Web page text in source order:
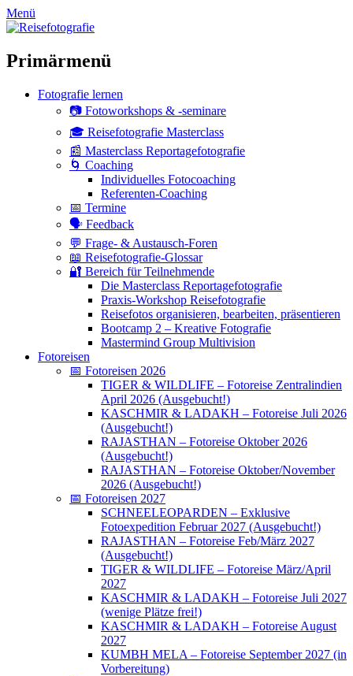
zum
Inhalt
Menü
Primärmenü
Fotografie lernen
📷 Fotoworkshops & -seminare
🎓 Reisefotografie Masterclass
📰 Masterclass Reportagefotografie
🌀 Coaching
Individuelles Fotocoaching
Referenten-Coaching
📅 Termine
🗣 Feedback
💬 Frage- & Austausch-Foren
📖 Reisefotografie-Glossar
🔐 Bereich für Teilnehmende
Die Masterclass Reportagefotografie
Praxis-Workshop Reisefotografie
Reisefotos organisieren, bearbeiten, präsentieren
Bootcamp 2 – Kreative Fotografie
Mastermind Group Multivision
Fotoreisen
📅 Fotoreisen 2026
TIGER & WILDLIFE – Fotoreise Zentralindien
April 2026 (Ausgebucht!)
KASCHMIR & LADAKH – Fotoreise Juli 2026
(Ausgebucht!)
RAJASTHAN – Fotoreise Oktober 2026
(Ausgebucht!)
RAJASTHAN – Fotoreise Oktober/November
2026 (Ausgebucht!)
📅 Fotoreisen 2027
SCHNEELEOPARDEN – Exklusive
Fotoexpedition Februar 2027 (Ausgebucht!)
RAJASTHAN – Fotoreise Feb/März 2027
(Ausgebucht!)
TIGER & WILDLIFE – Fotoreise März/April
2027
KASCHMIR & LADAKH – Fotoreise Juli 2027
(wenige Plätze frei!)
KASCHMIR & LADAKH – Fotoreise August
2027
KUMBH MELA – Fotoreise September 2027 (in
Vorbereitung)